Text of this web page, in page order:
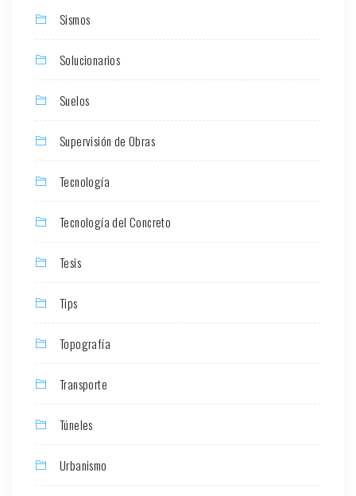
Sismos
Solucionarios
Suelos
Supervisión de Obras
Tecnología
Tecnología del Concreto
Tesis
Tips
Topografía
Transporte
Túneles
Urbanismo